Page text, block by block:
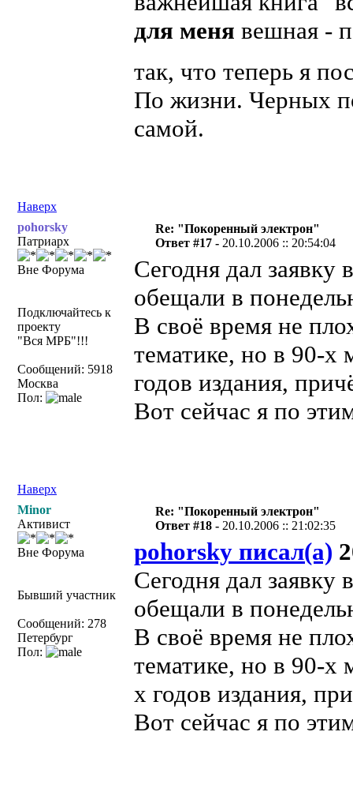
для меня вешная -
так, что теперь я
По жизни. Черных
самой.
Наверх
pohorsky
Патриарх
Вне Форума
Подключайтесь к
проекту
"Вся МРБ"!!!
Сообщений: 5918
Москва
Пол:
Re: "Покоренный электрон"
Ответ #17 - 20.10.2006 :: 20:54:04
Сегодня дал
обещали в
В своё время не
тематике, но в 90-х
годов издания,
Вот сейчас я по
Наверх
Minor
Активист
Вне Форума
Бывший участник
Сообщений: 278
Петербург
Пол:
Re: "Покоренный электрон"
Ответ #18 - 20.10.2006 :: 21:02:35
pohorsky писал(а)
Сегодня дал
обещали в
В своё время не
тематике, но в 90-х
х годов издания,
Вот сейчас я по